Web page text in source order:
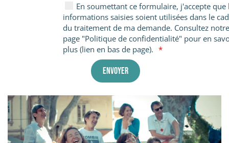
En soumettant ce formulaire, j'accepte que
informations saisies soient utilisées dans le
du traitement de ma demande. Consultez notre
page "Politique de confidentialité" pour en
plus (lien en bas de page).